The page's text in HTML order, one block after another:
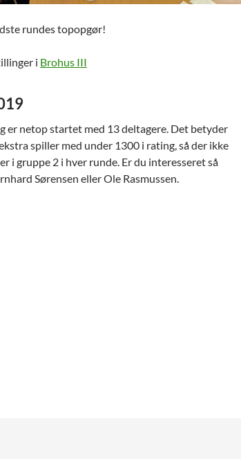
rundes topopgør!
i Brohus III
er netop startet med 13 deltagere. Det betyder
spiller med under 1300 i rating, så der ikke
i gruppe 2 i hver runde. Er du interesseret så
Sørensen eller Ole Rasmussen.